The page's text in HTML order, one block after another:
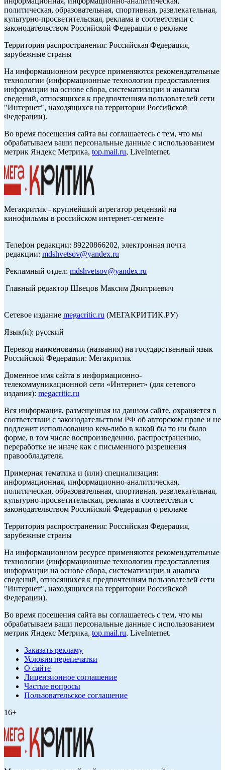
политическая, образовательная, спортивная, развлекательная,
культурно-просветительская, реклама в соответствии с
законодательством Российской Федерации о рекламе
Территория распространения: Российская Федерация,
зарубежные страны
На информационном ресурсе применяются рекомендательные
технологии (информационные технологии предоставления
информации на основе сбора, систематизации и анализа
сведений, относящихся к предпочтениям пользователей сети
"Интернет", находящихся на территории Российской
Федерации).
Во время посещения сайта вы соглашаетесь с тем, что мы
обрабатываем ваши персональные данные с использованием
метрик Яндекс Метрика, top.mail.ru, LiveInternet.
Мегакритик - крупнейший агрегатор рецензий на
кинофильмы в российском интернет-сегменте
Телефон редакции: 89220866202, электронная почта
редакции: mdshvetsov@yandex.ru
Рекламный отдел: mdshvetsov@yandex.ru
Главный редактор Швецов Максим Дмитриевич
Сетевое издание megacritic.ru (МЕГАКРИТИК.РУ)
Язык(и): русский
Перевод наименования (названия) на государственный язык
Российской Федерации: Мегакритик
Доменное имя сайта в информационно-
телекоммуникационной сети «Интернет» (для сетевого
издания): megacritic.ru
Вся информация, размещенная на данном сайте, охраняется в
соответствии с законодательством РФ об авторском праве и не
подлежит использованию кем-либо в какой бы то ни было
форме, в том числе воспроизведению, распространению,
переработке не иначе как с письменного разрешения
правообладателя.
Примерная тематика и (или) специализация:
информационная, информационно-аналитическая,
политическая, образовательная, спортивная, развлекательная,
культурно-просветительская, реклама в соответствии с
законодательством Российской Федерации о рекламе
Территория распространения: Российская Федерация,
зарубежные страны
На информационном ресурсе применяются рекомендательные
технологии (информационные технологии предоставления
информации на основе сбора, систематизации и анализа
сведений, относящихся к предпочтениям пользователей сети
"Интернет", находящихся на территории Российской
Федерации).
Во время посещения сайта вы соглашаетесь с тем, что мы
обрабатываем ваши персональные данные с использованием
метрик Яндекс Метрика, top.mail.ru, LiveInternet.
Заказать рекламу
Условия перепечатки
О сайте
Лицензионное соглашение
Частые вопросы
Пользовательское соглашение
16+